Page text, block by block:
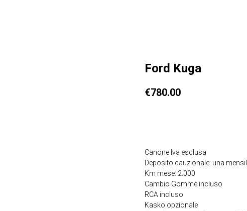
Ford Kuga
€780.00
Canone Iva esclusa
Deposito cauzionale: una
Km mese: 2.000
Cambio Gomme incluso
RCA incluso
Kasko opzionale